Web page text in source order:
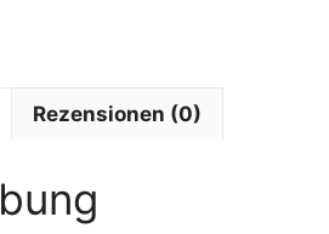
Rezensionen (0)